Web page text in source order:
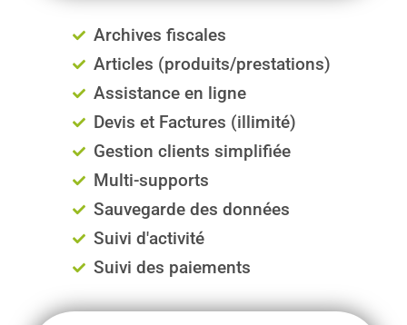
Archives fiscales
Articles (produits/prestations)
Assistance en ligne
Devis et Factures (illimité)
Gestion clients simplifiée
Multi-supports
Sauvegarde des données
Suivi d'activité
Suivi des paiements